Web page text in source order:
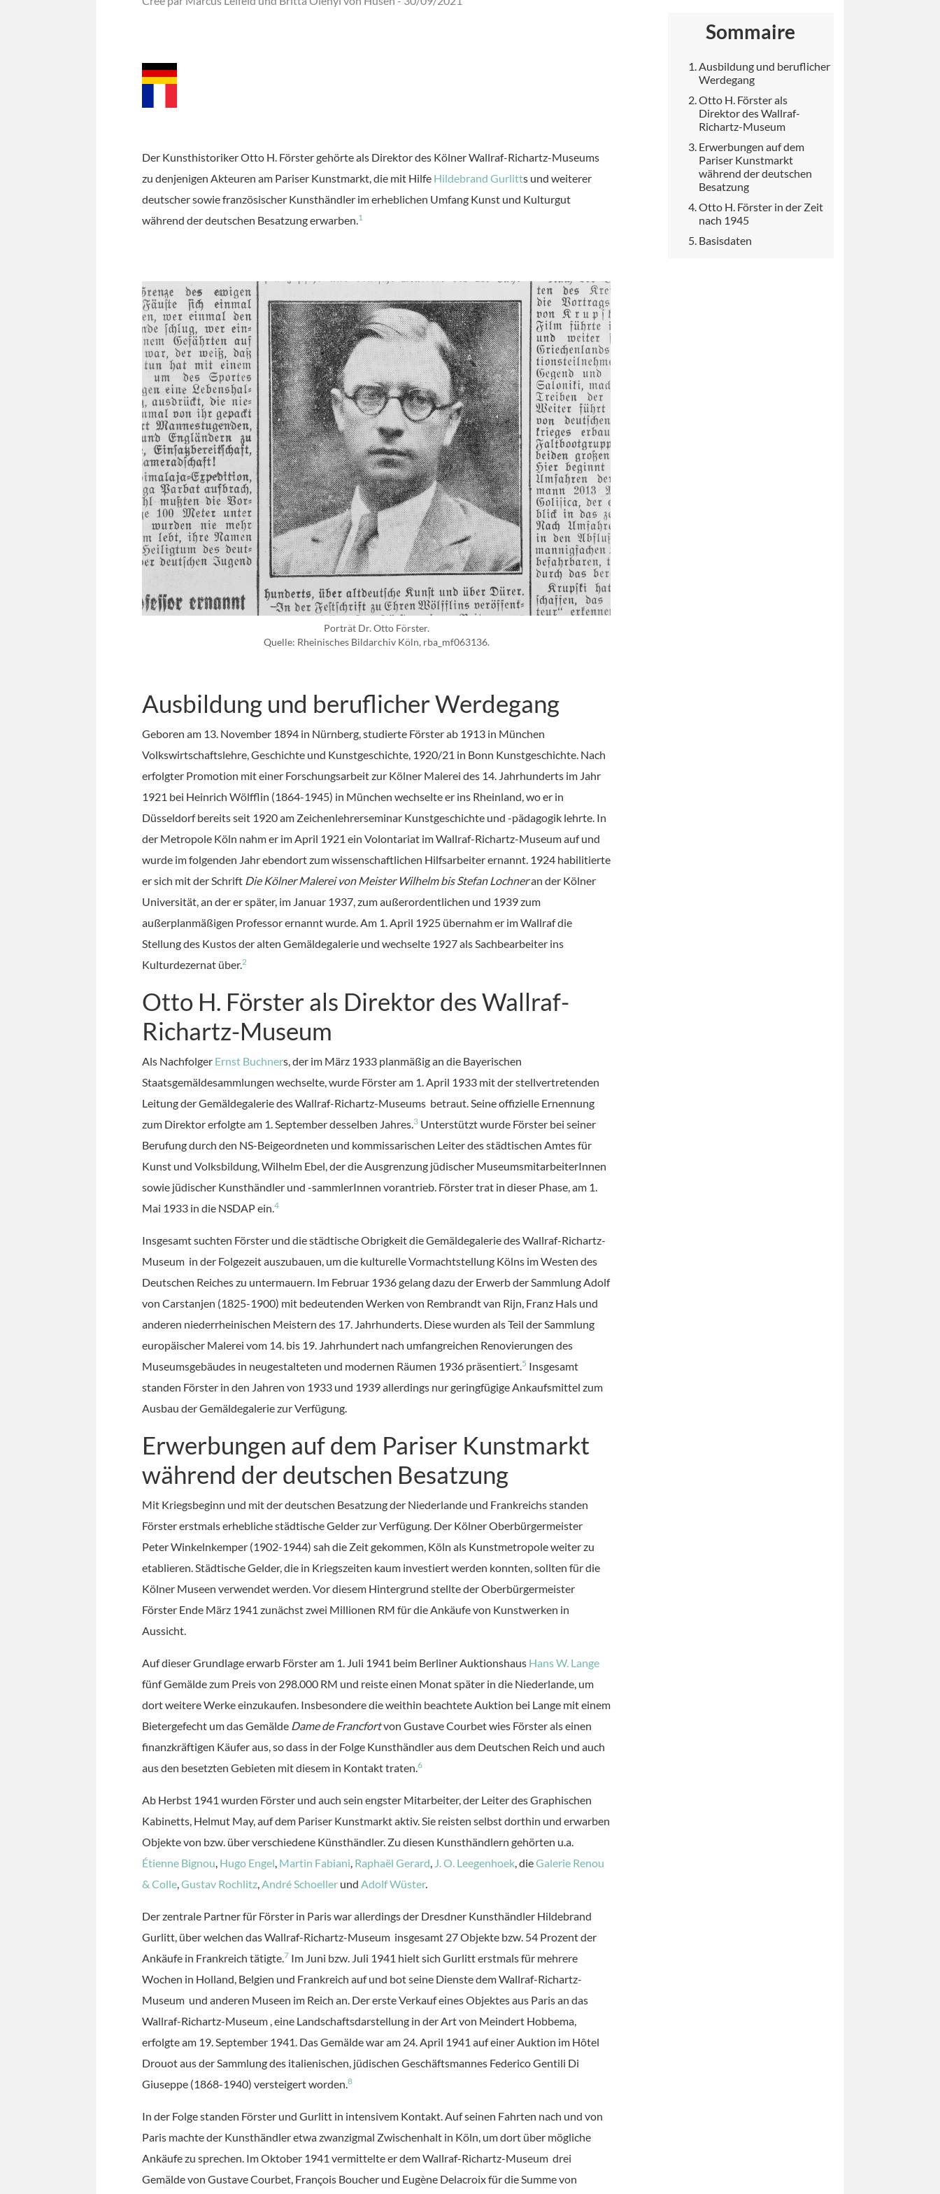
Der Kunsthistoriker Otto H. Förster gehörte als Direktor des Kölner Wallraf-Richartz-Museums
zu denjenigen Akteuren am Pariser Kunstmarkt, die mit Hilfe Hildebrand Gurlitts und weiterer
deutscher sowie französischer Kunsthändler im erheblichen Umfang Kunst und Kulturgut
während der deutschen Besatzung erwarben. 1
Porträt Dr. Otto Förster.
Quelle: Rheinisches Bildarchiv Köln, rba_mf063136.
Ausbildung und beruflicher Werdegang
Geboren am 13. November 1894 in Nürnberg, studierte Förster ab 1913 in München
Volkswirtschaftslehre, Geschichte und Kunstgeschichte, 1920/21 in Bonn Kunstgeschichte. Nach
erfolgter Promotion mit einer Forschungsarbeit zur Kölner Malerei des 14. Jahrhunderts im Jahr
1921 bei Heinrich Wölfflin (1864-1945) in München wechselte er ins Rheinland, wo er in
Düsseldorf bereits seit 1920 am Zeichenlehrerseminar Kunstgeschichte und -pädagogik lehrte. In
der Metropole Köln nahm er im April 1921 ein Volontariat im Wallraf-Richartz-Museum auf und
wurde im folgenden Jahr ebendort zum wissenschaftlichen Hilfsarbeiter ernannt. 1924 habilitierte
er sich mit der Schrift Die Kölner Malerei von Meister Wilhelm bis Stefan Lochneran der Kölner
Universität, an der er später, im Januar 1937, zum außerordentlichen und 1939 zum
außerplanmäßigen Professor ernannt wurde. Am 1. April 1925 übernahm er im Wallraf die
Stellung des Kustos der alten Gemäldegalerie und wechselte 1927 als Sachbearbeiter ins
Kulturdezernat über.2
Otto H. Förster als Direktor des Wallraf-
Richartz-Museum
Als Nachfolger Ernst Buchners, der im März 1933 planmäßig an die Bayerischen
Staatsgemäldesammlungen wechselte, wurde Förster am 1. April 1933 mit der stellvertretenden
Leitung der Gemäldegalerie des Wallraf-Richartz-Museums betraut. Seine offizielle Ernennung
zum Direktor erfolgte am 1. September desselben Jahres.3 Unterstützt wurde Förster bei seiner
Berufung durch den NS-Beigeordneten und kommissarischen Leiter des städtischen Amtes für
Kunst und Volksbildung, Wilhelm Ebel, der die Ausgrenzung jüdischer MuseumsmitarbeiterInnen
sowie jüdischer Kunsthändler und -sammlerInnen vorantrieb. Förster trat in dieser Phase, am 1.
Mai 1933 in die NSDAP ein.4
Insgesamt suchten Förster und die städtische Obrigkeit die Gemäldegalerie des Wallraf-Richartz-
Museum in der Folgezeit auszubauen, um die kulturelle Vormachtstellung Kölns im Westen des
Deutschen Reiches zu untermauern. Im Februar 1936 gelang dazu der Erwerb der Sammlung Adolf
von Carstanjen (1825-1900) mit bedeutenden Werken von Rembrandt van Rijn, Franz Hals und
anderen niederrheinischen Meistern des 17. Jahrhunderts. Diese wurden als Teil der Sammlung
europäischer Malerei vom 14. bis 19. Jahrhundert nach umfangreichen Renovierungen des
Museumsgebäudes in neugestalteten und modernen Räumen 1936 präsentiert.5 Insgesamt
standen Förster in den Jahren von 1933 und 1939 allerdings nur geringfügige Ankaufsmittel zum
Ausbau der Gemäldegalerie zur Verfügung.
Erwerbungen auf dem Pariser Kunstmarkt
während der deutschen Besatzung
Mit Kriegsbeginn und mit der deutschen Besatzung der Niederlande und Frankreichs standen
Förster erstmals erhebliche städtische Gelder zur Verfügung. Der Kölner Oberbürgermeister
Peter Winkelnkemper (1902-1944) sah die Zeit gekommen, Köln als Kunstmetropole weiter zu
etablieren. Städtische Gelder, die in Kriegszeiten kaum investiert werden konnten, sollten für die
Kölner Museen verwendet werden. Vor diesem Hintergrund stellte der Oberbürgermeister
Förster Ende März 1941 zunächst zwei Millionen RM für die Ankäufe von Kunstwerken in
Aussicht.
Auf dieser Grundlage erwarb Förster am 1. Juli 1941 beim Berliner Auktionshaus Hans W. Lange
fünf Gemälde zum Preis von 298.000 RM und reiste einen Monat später in die Niederlande, um
dort weitere Werke einzukaufen. Insbesondere die weithin beachtete Auktion bei Lange mit einem
Bietergefecht um das Gemälde Dame de Francfortvon Gustave Courbet wies Förster als einen
finanzkräftigen Käufer aus, so dass in der Folge Kunsthändler aus dem Deutschen Reich und auch
aus den besetzten Gebieten mit diesem in Kontakt traten.6
Ab Herbst 1941 wurden Förster und auch sein engster Mitarbeiter, der Leiter des Graphischen
Kabinetts, Helmut May, auf dem Pariser Kunstmarkt aktiv. Sie reisten selbst dorthin und erwarben
Objekte von bzw. über verschiedene Künsthändler. Zu diesen Kunsthändlern gehörten u.a.
Étienne Bignou, Hugo Engel, Martin Fabiani, Raphaël Gerard, J. O. Leegenhoek, dieGalerie Renou
& Colle,Gustav Rochlitz,André Schoeller undAdolf Wüster.
Der zentrale Partner für Förster in Paris war allerdings der Dresdner Kunsthändler Hildebrand
Gurlitt, über welchen das Wallraf-Richartz-Museum insgesamt 27 Objekte bzw. 54 Prozent der
Ankäufe in Frankreich tätigte.7 Im Juni bzw. Juli 1941 hielt sich Gurlitt erstmals für mehrere
Wochen in Holland, Belgien und Frankreich auf und bot seine Dienste dem Wallraf-Richartz-
Museum und anderen Museen im Reich an. Der erste Verkauf eines Objektes aus Paris an das
Wallraf-Richartz-Museum , eine Landschaftsdarstellung in der Art von Meindert Hobbema,
erfolgte am 19. September 1941. Das Gemälde war am 24. April 1941 auf einer Auktion im Hôtel
Drouot aus der Sammlung des italienischen, jüdischen Geschäftsmannes Federico Gentili Di
Giuseppe (1868-1940) versteigert worden.8
In der Folge standen Förster und Gurlitt in intensivem Kontakt. Auf seinen Fahrten nach und von
Paris machte der Kunsthändler etwa zwanzigmal Zwischenhalt in Köln, um dort über mögliche
Ankäufe zu sprechen. Im Oktober 1941 vermittelte er dem Wallraf-Richartz-Museum drei
Gemälde von Gustave Courbet, François Boucher und Eugène Delacroix für die Summe von
Sommaire
Ausbildung und beruflicher
Werdegang
Otto H. Förster als
Direktor des Wallraf-
Richartz-Museum
Erwerbungen auf dem
Pariser Kunstmarkt
während der deutschen
Besatzung
Otto H. Förster in der Zeit
nach 1945
Basisdaten